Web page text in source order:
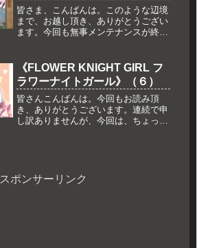
皆さま、こんばんは。このような辺境
まで、お越し頂き、ありがとうござい
ます。今回も無事メンテナンスが終了
さ……いや、ある意味一致団結してい
るのですが、そんな状況での害虫討伐
となりま...
《FLOWER KNIGHT GIRL フ
ラワーナイトガール》（６）
皆さんこんばんは。今回もお読み頂
き、ありがとうございます。連続で申
し訳ありませんが、今回は、ちょっと
楽しん...
スポンサーリンク